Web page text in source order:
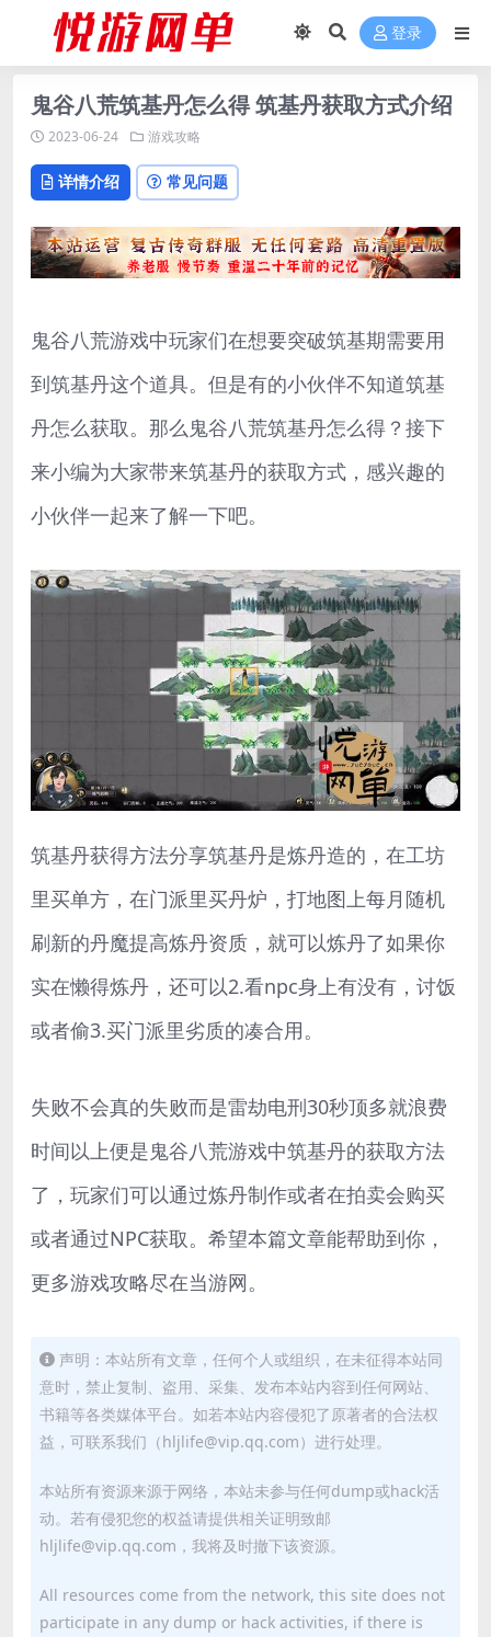
登录
鬼谷八荒筑基丹怎么得 筑基丹获取方式介绍
2023-06-24 游戏攻略
详情介绍 常见问题
鬼谷八荒游戏中玩家们在想要突破筑基期需要用
到筑基丹这个道具。但是有的小伙伴不知道筑基
丹怎么获取。那么鬼谷八荒筑基丹怎么得？接下
来小编为大家带来筑基丹的获取方式，感兴趣的
小伙伴一起来了解一下吧。
筑基丹获得方法分享筑基丹是炼丹造的，在工坊
里买单方，在门派里买丹炉，打地图上每月随机
刷新的丹魔提高炼丹资质，就可以炼丹了如果你
实在懒得炼丹，还可以2.看npc身上有没有，讨饭
或者偷3.买门派里劣质的凑合用。
失败不会真的失败而是雷劫电刑30秒顶多就浪费
时间以上便是鬼谷八荒游戏中筑基丹的获取方法
了，玩家们可以通过炼丹制作或者在拍卖会购买
或者通过NPC获取。希望本篇文章能帮助到你，
更多游戏攻略尽在当游网。
声明：本站所有文章，任何个人或组织，在未征得本站同
意时，禁止复制、盗用、采集、发布本站内容到任何网站、
书籍等各类媒体平台。如若本站内容侵犯了原著者的合法权
益，可联系我们（hljlife@vip.qq.com）进行处理。
本站所有资源来源于网络，本站未参与任何dump或hack活
动。若有侵犯您的权益请提供相关证明致邮
hljlife@vip.qq.com，我将及时撤下该资源。
All resources come from the network, this site does not
participate in any dump or hack activities, if there is